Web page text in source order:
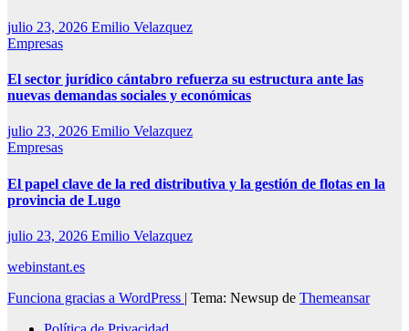
julio 23, 2026 Emilio Velazquez
Empresas
El sector jurídico cántabro refuerza su estructura ante las
nuevas demandas sociales y económicas
julio 23, 2026 Emilio Velazquez
Empresas
El papel clave de la red distributiva y la gestión de flotas en la
provincia de Lugo
julio 23, 2026 Emilio Velazquez
webinstant.es
Funciona gracias a WordPress | Tema: Newsup de Themeansar